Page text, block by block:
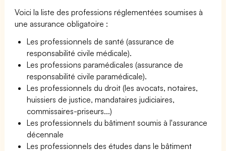
Voici la liste des professions réglementées soumises à
une assurance obligatoire :
Les professionnels de santé (assurance de
responsabilité civile médicale).
Les professions paramédicales (assurance de
responsabilité civile paramédicale).
Les professionnels du droit (les avocats, notaires,
huissiers de justice, mandataires judiciaires,
commissaires-priseurs...)
Les professionnels du bâtiment soumis à l'assurance
décennale
Les professionnels des études dans le bâtiment